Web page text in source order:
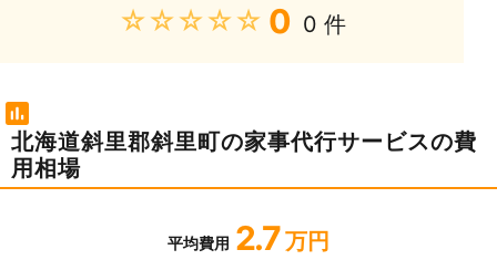
★★★★★ 0 0 件
北海道斜里郡斜里町の家事代行サービスの費
用相場
平均費用 2.7 万円